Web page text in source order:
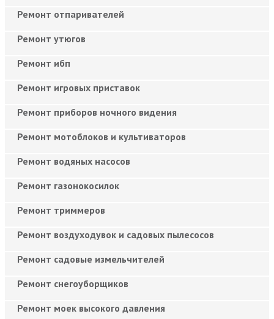
Ремонт отпаривателей
Ремонт утюгов
Ремонт ибп
Ремонт игровых приставок
Ремонт приборов ночного видения
Ремонт мотоблоков и культиваторов
Ремонт водяных насосов
Ремонт газонокосилок
Ремонт триммеров
Ремонт воздуходувок и садовых пылесосов
Ремонт садовые измельчителей
Ремонт снегоуборщиков
Ремонт моек высокого давления